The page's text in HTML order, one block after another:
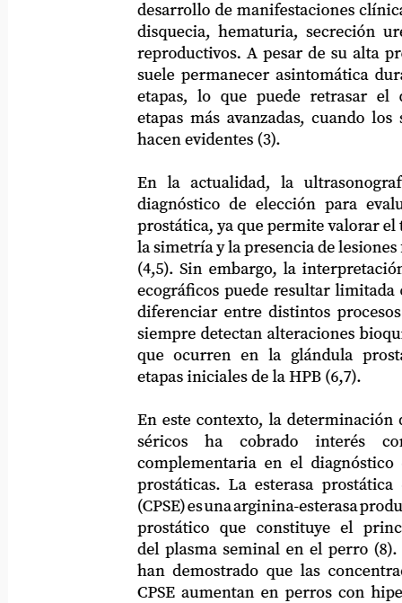
desarrollo de manifestaciones clínicas
disquecia, hematuria, secreción
reproductivos. A pesar de su alta
suele permanecer asintomática durante
etapas, lo que puede retrasar el
etapas más avanzadas, cuando los
hacen evidentes (3).
En la actualidad, la
diagnóstico de elección para evaluar
prostática, ya que permite valorar el
la simetría y la presencia de lesiones
(4,5). Sin embargo, la interpretación de
ecográficos puede resultar limitada
diferenciar entre distintos procesos
siempre detectan alteraciones
que ocurren en la glándula
etapas iniciales de la HPB (6,7).
En este contexto, la determinación de
séricos
ha cobrado interés
complementaria en el diagnóstico de
prostáticas. La esterasa prostática
(CPSE) es una arginina-esterasa
prostático
que constituye el
del plasma seminal en el perro (8).
han demostrado que las
CPSE aumentan en perros con